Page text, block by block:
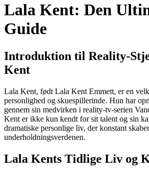
Lala Kent: Den
Guide
Introduktion til Reality-
Kent
Lala Kent, født Lala Kent Emmett, er en
personlighed og skuespillerinde. Hun har
gennem sin medvirken i reality-tv-serien
Kent er ikke kun kendt for sit talent og sin
dramatiske personlige liv, der konstant
underholdningsverdenen.
Lala Kents Tidlige Liv og